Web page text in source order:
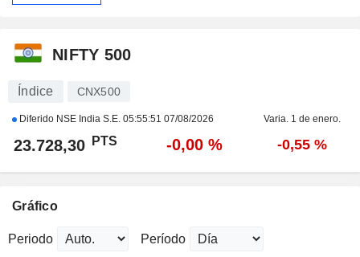
NIFTY 500
Índice CNX500
Diferido NSE India S.E. 05:55:51 07/08/2026 Varia. 1 de enero.
23.728,30 PTS -0,00 % -0,55 %
Gráfico
Periodo Período